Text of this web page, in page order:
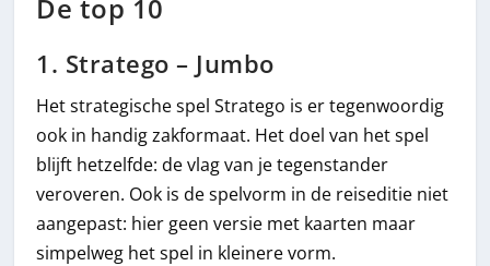
De top 10
1. Stratego – Jumbo
Het strategische spel Stratego is er tegenwoordig
ook in handig zakformaat. Het doel van het spel
blijft hetzelfde: de vlag van je tegenstander
veroveren. Ook is de spelvorm in de reiseditie niet
aangepast: hier geen versie met kaarten maar
simpelweg het spel in kleinere vorm.